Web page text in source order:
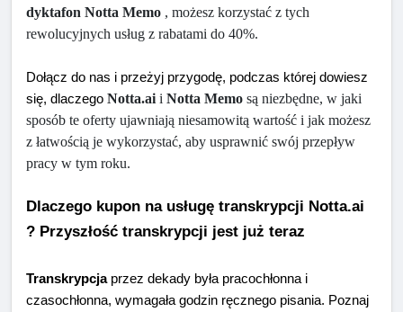
dyktafon Notta Memo , możesz korzystać z tych
rewolucyjnych usług z rabatami do 40%.
Dołącz do nas i przeżyj przygodę, podczas której dowiesz
się, dlaczego Notta.ai i Notta Memo są niezbędne, w jaki
sposób te oferty ujawniają niesamowitą wartość i jak możesz
z łatwością je wykorzystać, aby usprawnić swój przepływ
pracy w tym roku.
Dlaczego kupon na usługę transkrypcji Notta.ai
? Przyszłość transkrypcji jest już teraz
Transkrypcja przez dekady była pracochłonna i